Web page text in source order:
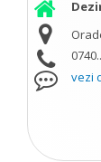
vezi